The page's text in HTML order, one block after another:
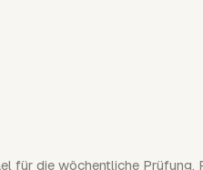
für die wöchentliche Prüfung,